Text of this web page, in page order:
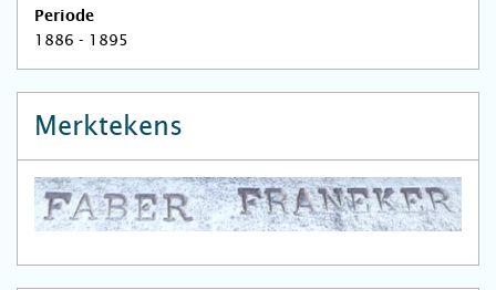
Periode
1886 - 1895
Merktekens